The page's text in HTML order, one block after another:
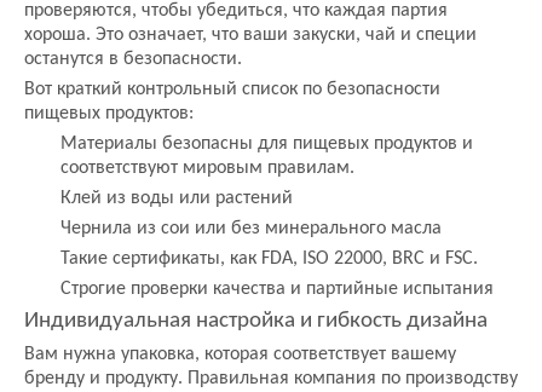
проверяются, чтобы убедиться, что каждая партия
хороша. Это означает, что ваши закуски, чай и специи
останутся в безопасности.
Вот краткий контрольный список по безопасности
пищевых продуктов:
Материалы безопасны для пищевых продуктов и
соответствуют мировым правилам.
Клей из воды или растений
Чернила из сои или без минерального масла
Такие сертификаты, как FDA, ISO 22000, BRC и FSC.
Строгие проверки качества и партийные испытания
Индивидуальная настройка и гибкость дизайна
Вам нужна упаковка, которая соответствует вашему
бренду и продукту. Правильная компания по производству